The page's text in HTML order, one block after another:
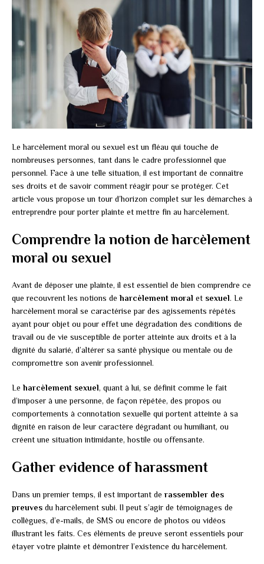
Le harcèlement moral ou sexuel est un fléau qui touche de
nombreuses personnes, tant dans le cadre professionnel que
personnel. Face à une telle situation, il est important de connaître
ses droits et de savoir comment réagir pour se protéger. Cet
article vous propose un tour d’horizon complet sur les démarches à
entreprendre pour porter plainte et mettre fin au harcèlement.
Comprendre la notion de harcèlement
moral ou sexuel
Avant de déposer une plainte, il est essentiel de bien comprendre ce
que recouvrent les notions deharcèlement moral et sexuel. Le
harcèlement moral se caractérise par des agissements répétés
ayant pour objet ou pour effet une dégradation des conditions de
travail ou de vie susceptible de porter atteinte aux droits et à la
dignité du salarié, d’altérer sa santé physique ou mentale ou de
compromettre son avenir professionnel.
Leharcèlement sexuel, quant à lui, se définit comme le fait
d’imposer à une personne, de façon répétée, des propos ou
comportements à connotation sexuelle qui portent atteinte à sa
dignité en raison de leur caractère dégradant ou humiliant, ou
créent une situation intimidante, hostile ou offensante.
Gather evidence of harassment
Dans un premier temps, il est important de rassembler des
preuves du harcèlement subi. Il peut s’agir de témoignages de
collègues, d’e-mails, de SMS ou encore de photos ou vidéos
illustrant les faits. Ces éléments de preuve seront essentiels pour
étayer votre plainte et démontrer l’existence du harcèlement.